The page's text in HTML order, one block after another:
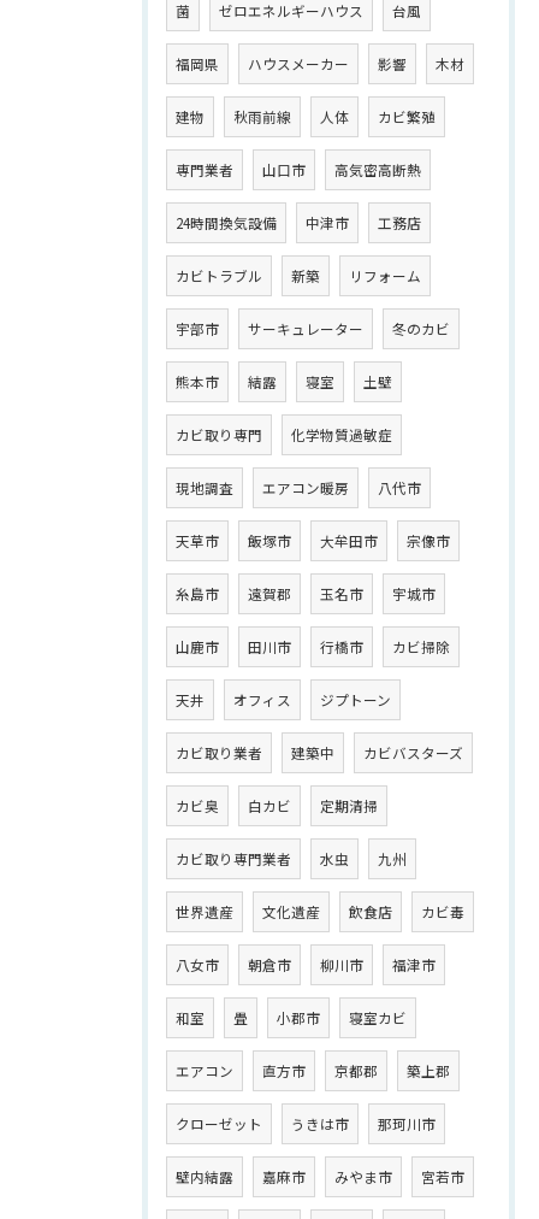
菌 ゼロエネルギーハウス 台風
福岡県 ハウスメーカー 影響 木材
建物 秋雨前線 人体 カビ繁殖
専門業者 山口市 高気密高断熱
24時間換気設備 中津市 工務店
カビトラブル 新築 リフォーム
宇部市 サーキュレーター 冬のカビ
熊本市 結露 寝室 土壁
カビ取り専門 化学物質過敏症
現地調査 エアコン暖房 八代市
天草市 飯塚市 大牟田市 宗像市
糸島市 遠賀郡 玉名市 宇城市
山鹿市 田川市 行橋市 カビ掃除
天井 オフィス ジプトーン
カビ取り業者 建築中 カビバスターズ
カビ臭 白カビ 定期清掃
カビ取り専門業者 水虫 九州
世界遺産 文化遺産 飲食店 カビ毒
八女市 朝倉市 柳川市 福津市
和室 畳 小郡市 寝室カビ
エアコン 直方市 京都郡 築上郡
クローゼット うきは市 那珂川市
壁内結露 嘉麻市 みやま市 宮若市